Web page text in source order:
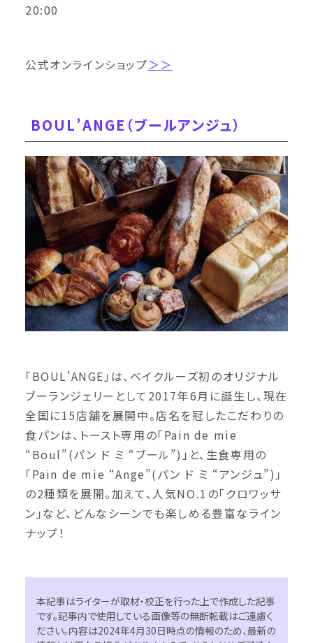
20:00
公式オンラインショップ＞＞
BOUL’ANGE（ブールアンジュ）
「BOUL’ANGE」は、ベイクルーズ初のオリジナル
ブーランジェリーとして2017年6月に誕生し、現在
全国に15店舗を展開中。店名を冠したこだわりの
食パンは、トースト専用の「Pain de mie
“Boul”(パン ド ミ “ブール”)」と、生食専用の
「Pain de mie “Ange”(パン ド ミ “アンジュ”)」
の2種類を展開。加えて、人気NO.1の「クロワッサ
ン」など、どんなシーンでも楽しめる豊富なライン
ナップ！
本記事はライターが取材・校正を行った上で作成した記事
です。記事内で使用している画像等の無断転載はご遠慮く
ださい。内容は2024年4月30日時点の情報のため、最新の